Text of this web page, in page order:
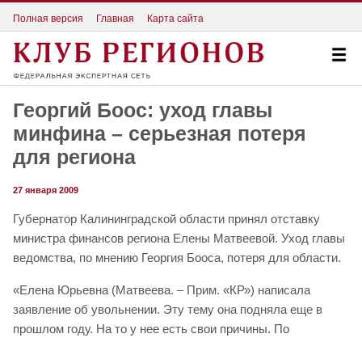
Полная версия Главная Карта сайта
Георгий Боос: уход главы
минфина – серьезная потеря
для региона
27 января 2009
Губернатор Калининградской области принял отставку
министра финансов региона Елены Матвеевой. Уход главы
ведомства, по мнению Георгия Бооса, потеря для области.
«Елена Юрьевна (Матвеева. – Прим. «КР») написала
заявление об увольнении. Эту тему она подняла еще в
прошлом году. На то у нее есть свои причины. По